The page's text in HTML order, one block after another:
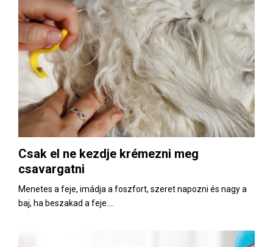
Csak el ne kezdje krémezni meg
csavargatni
Menetes a feje, imádja a foszfort, szeret napozni és nagy a
baj, ha beszakad a feje....